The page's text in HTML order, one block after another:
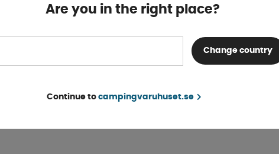
Finns i lager
Are you in the right place?
Change country
Continue to campingvaruhuset.se